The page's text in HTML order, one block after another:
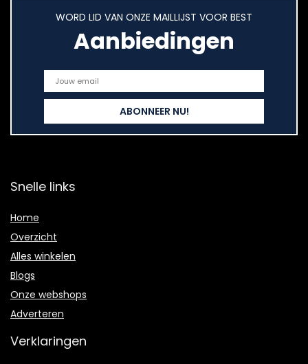
WORD LID VAN ONZE MAILLIJST VOOR BEST
Aanbiedingen
Snelle links
Home
Overzicht
Alles winkelen
Blogs
Onze webshops
Adverteren
Verklaringen